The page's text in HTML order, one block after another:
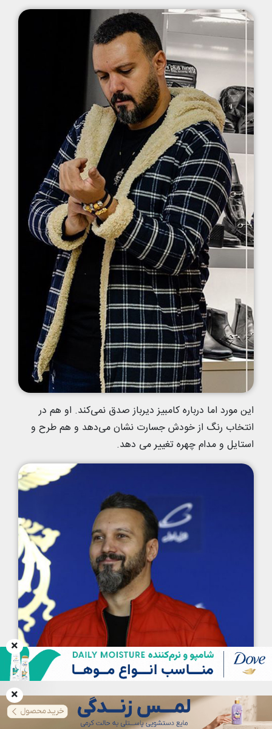
این مورد اما درباره کامبیز دیرباز صدق نمی‌کند. او هم در
انتخاب رنگ از خودش جسارت نشان می‌دهد و هم طرح و
استایل و مدام چهره تغییر می دهد.